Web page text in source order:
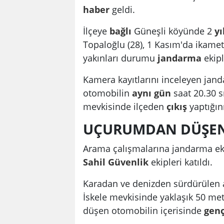
haber geldi.
İlçeye bağlı Güneşli köyünde 2
Topaloğlu (28), 1 Kasım'da
yakınları durumu jandarma
Kamera kayıtlarını inceleyen
otomobilin aynı gün saat 20.30
mevkisinde ilçeden çıkış
UÇURUMDAN
Arama çalışmalarına jandarma
Sahil Güvenlik ekipleri katıldı.
Karadan ve denizden
İskele mevkisinde yaklaşık 50
düşen otomobilin içerisinde